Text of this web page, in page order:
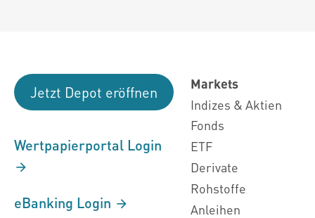
Jetzt Depot eröffnen
Wertpapierportal Login
eBanking Login
Markets
Indizes & Aktien
Fonds
ETF
Derivate
Rohstoffe
Anleihen